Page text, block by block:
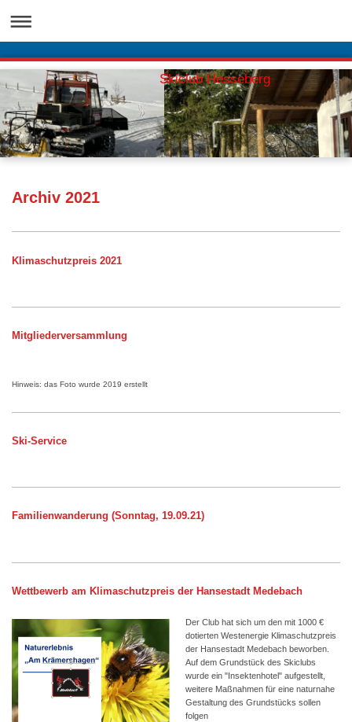
Skiclub Hesseberg
Archiv 2021
Klimaschutzpreis 2021
Mitgliederversammlung
Hinweis: das Foto wurde 2019 erstellt
Ski-Service
Familienwanderung (Sonntag, 19.09.21)
Wettbewerb am Klimaschutzpreis der Hansestadt Medebach
Der Club hat sich um den mit 1000 €
dotierten Westenergie Klimaschutzpreis
der Hansestadt Medebach beworben.
Auf dem Grundstück des Skiclubs
wurde ein "Insektenhotel" aufgestellt,
weitere Maßnahmen für eine naturnahe
Gestaltung des Grundstücks sollen
folgen